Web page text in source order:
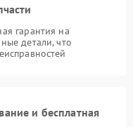
гарантия на
детали, что
и бесплатная